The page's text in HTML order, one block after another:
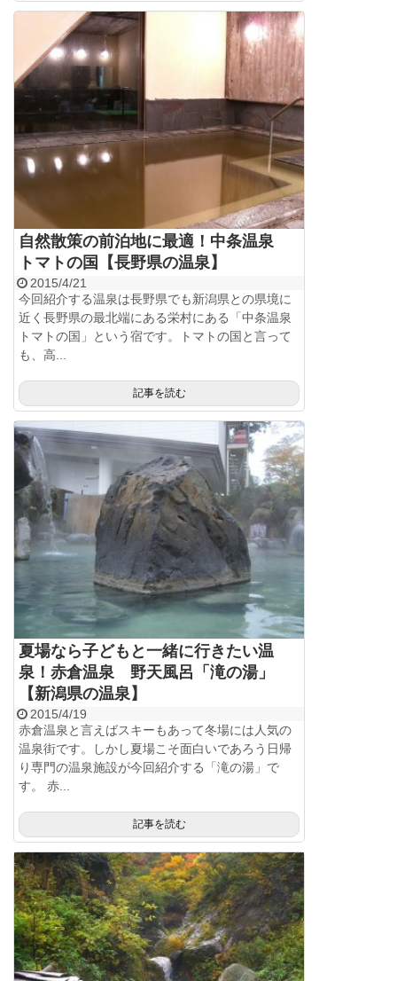
自然散策の前泊地に最適！中条温泉
トマトの国【長野県の温泉】
2015/4/21
今回紹介する温泉は長野県でも新潟県との県境に
近く長野県の最北端にある栄村にある「中条温泉
トマトの国」という宿です。トマトの国と言って
も、高...
記事を読む
夏場なら子どもと一緒に行きたい温
泉！赤倉温泉 野天風呂「滝の湯」
【新潟県の温泉】
2015/4/19
赤倉温泉と言えばスキーもあって冬場には人気の
温泉街です。しかし夏場こそ面白いであろう日帰
り専門の温泉施設が今回紹介する「滝の湯」で
す。 赤...
記事を読む